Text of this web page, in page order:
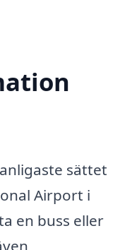
sättet
Airport i
en buss eller